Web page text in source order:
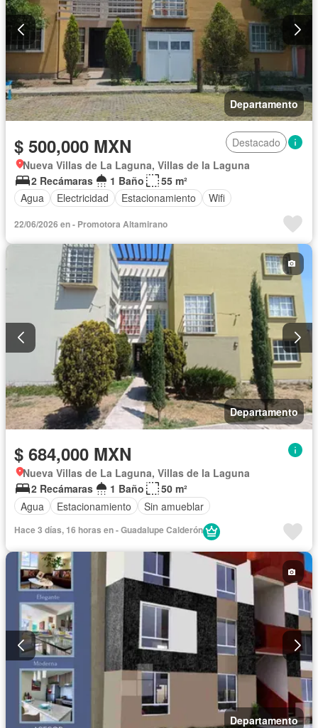
Departamento
$ 500,000 MXN
Destacado
Nueva Villas de La Laguna, Villas de la Laguna
2 Recámaras
1 Baño
55 m²
Agua
Electricidad Estacionamiento Wifi
22/06/2026 en - Promotora Altamirano
Departamento
$ 684,000 MXN
Nueva Villas de La Laguna, Villas de la Laguna
2 Recámaras
1 Baño
50 m²
Agua
Estacionamiento Sin amueblar
Hace 3 días, 16 horas en - Guadalupe Calderón
Departamento